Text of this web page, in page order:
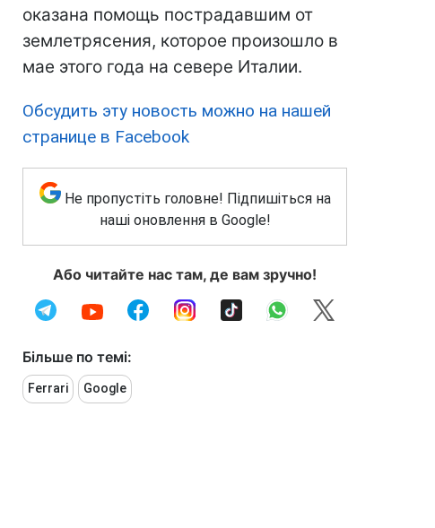
оказана помощь пострадавшим от
землетрясения, которое произошло в
мае этого года на севере Италии.
Обсудить эту новость можно на нашей
странице в Facebook
Не пропустіть головне! Підпишіться на
наші оновлення в Google!
Або читайте нас там, де вам зручно!
Більше по темі:
Ferrari Google